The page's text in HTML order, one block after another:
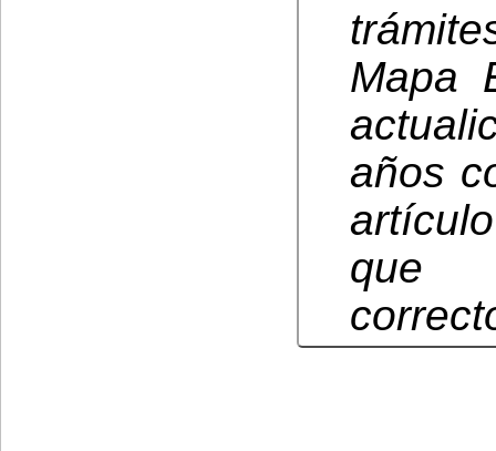
Mapa
años
que